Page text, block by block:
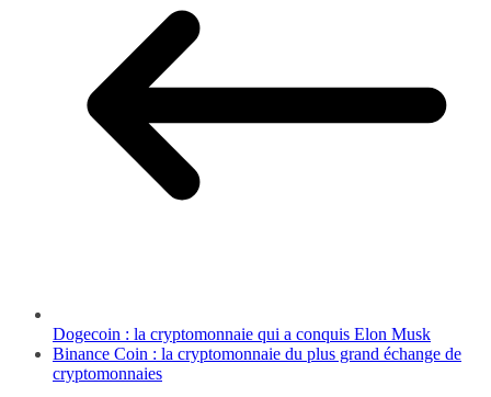
Dogecoin : la cryptomonnaie qui a conquis Elon Musk
Binance Coin : la cryptomonnaie du plus grand échange de
cryptomonnaies